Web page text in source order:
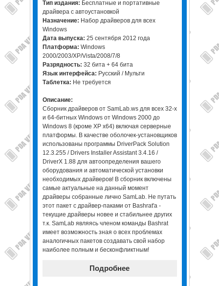
Тип издания: Бесплатные и портативные
драйвера с автоустановкой
Назначение: Набор драйверов для всех
Windows
Дата выпуска: 25 сентября 2012 года
Платформа: Windows
2000/2003/XP/Vista/2008/7/8
Разрядность: 32 бита + 64 бита
Язык интерфейса: Русский / Мульти
Таблетка: Не требуется
Описание:
Сборник драйверов от SamLab.ws для всех 32-х
и 64-битных Windows от Windows 2000 до
Windows 8 (кроме XP x64) включая серверные
платформы. В качестве оболочек-установщиков
использованы программы DriverPack Solution
12.3.255 / Drivers Installer Assistant 3.4.16 /
DriverX 1.88 для автоопределения вашего
оборудования и автоматической установки
необходимых драйверов! В сборник включены
самые актуальные на данный момент
драйверы собранные лично SamLab. Не путать
этот пакет с драйвер-паками от Bashrat'a -
текущие драйверы новее и стабильнее других
т.к. SamLab являясь членом команды Bashrat
имеет возможность зная о всех проблемах
аналогичных пакетов создавать свой набор
наиболее полным и бесконфликтным!
Подробнее